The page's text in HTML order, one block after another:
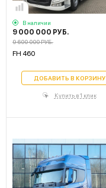
В наличии
9 000 000 РУБ.
9 600 000 РУБ.
FH 460
ДОБАВИТЬ В КОРЗИНУ
Купить в 1 клик